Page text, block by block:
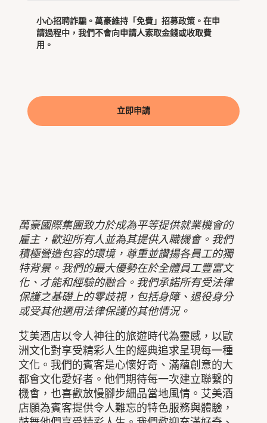
萬豪國際集團致力於成為平等提供就業機會的
雇主，歡迎所有人並為其提供入職機會。我們
積極營造包容的環境，尊重並讚揚各員工的獨
特背景。我們的最大優勢在於全體員工豐富文
化、才能和經驗的融合。我們承諾所有受法律
保護之基礎上的零歧視，包括身障、退役身分
或受其他適用法律保護的其他情況。
艾美酒店以令人神往的旅遊時代為靈感，以歐
洲文化對享受精彩人生的經典追求呈現每一種
文化。我們的賓客是心懷好奇、滿蘊創意的大
都會文化愛好者。他們期待每一次建立聯繫的
機會，也喜歡放慢腳步細品當地風情。艾美酒
店願為賓客提供令人難忘的特色服務與體驗，
小心招聘詐騙。萬豪維持「免費」招募政策。在申
請過程中，我們不會向申請人索取金錢或收取費
用。
立即申請